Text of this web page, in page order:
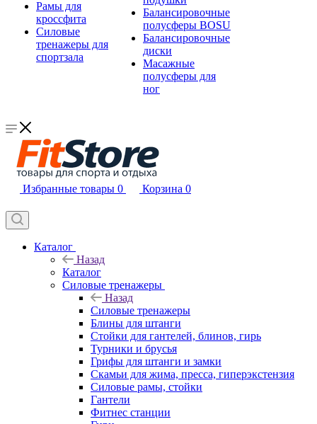
Рамы для
кроссфита
Силовые
тренажеры для
спортзала
Балансировочные
полусферы BOSU
Балансировочные
диски
Масажные
полусферы для
ног
Избранные товары 0 Корзина 0
Каталог
Назад
Каталог
Силовые тренажеры
Назад
Силовые тренажеры
Блины для штанги
Стойки для гантелей, блинов, гирь
Турники и брусья
Грифы для штанги и замки
Скамьи для жима, пресса, гиперэкстензия
Силовые рамы, стойки
Гантели
Фитнес станции